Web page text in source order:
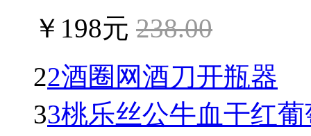
￥198元 238.00
22酒圈网酒刀开瓶器
33桃乐丝公牛血干红葡